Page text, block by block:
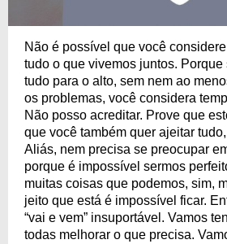
Não é possível que você
tudo o que vivemos juntos.
tudo para o alto, sem nem ao
os problemas, você considera
Não posso acreditar. Prove que
que você também quer ajeitar
Aliás, nem precisa se preocupar
porque é impossível sermos
muitas coisas que podemos, sim,
jeito que está é impossível ficar.
“vai e vem” insuportável. Vamos
todas melhorar o que precisa.